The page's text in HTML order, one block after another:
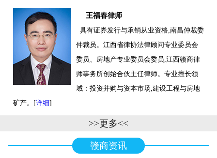
加入赣商
联系我们
王福春律师
具有证券发行与承销从业资格,南昌仲裁委
仲裁员。江西省律协法律顾问专业委员会
委员、房地产专业委员会委员,江西赣商律
师事务所创始合伙主任律师。专业擅长领
域：投资并购与资本市场,建设工程与房地
矿产。[详细]
>>更多<<
赣商资讯